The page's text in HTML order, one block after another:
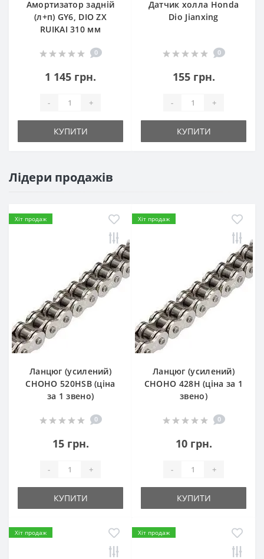
Амортизатор задній
(л+п) GY6, DIO ZX
RUIKAI 310 мм
0
1 145 грн.
- +
КУПИТИ
Датчик холла Honda
Dio Jianxing
0
155 грн.
- +
КУПИТИ
Лідери продажів
Хіт продаж
Ланцюг (усилений)
СHOHO 520HSB (ціна
за 1 звено)
0
15 грн.
- +
КУПИТИ
Хіт продаж
Ланцюг (усилений)
СHOHO 428H (ціна за 1
звено)
0
10 грн.
- +
КУПИТИ
Хіт продаж Хіт продаж